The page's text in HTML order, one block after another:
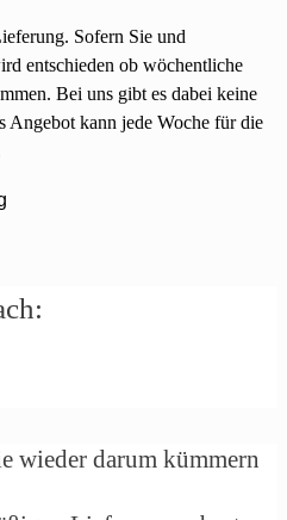
Sofern Sie und
entschieden ob wöchentliche
Bei uns gibt es dabei keine
Angebot kann jede Woche für die
wieder darum kümmern